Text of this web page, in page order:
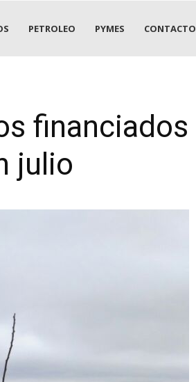
PETROLEO PYMES CONTACTO
financiados
julio